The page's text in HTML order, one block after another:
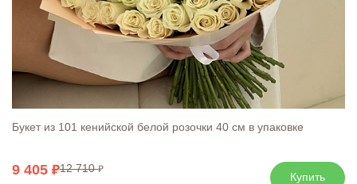
Букет из 101 кенийской белой розочки 40 см в упаковке
9 405 12 710
Купить